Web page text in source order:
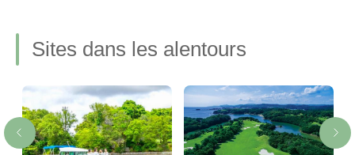
Sites dans les alentours